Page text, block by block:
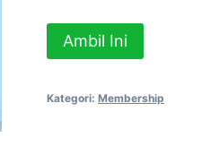
Kuantitas
Keanggotaan
Selamanya
Ambil Ini
Kategori: Membership